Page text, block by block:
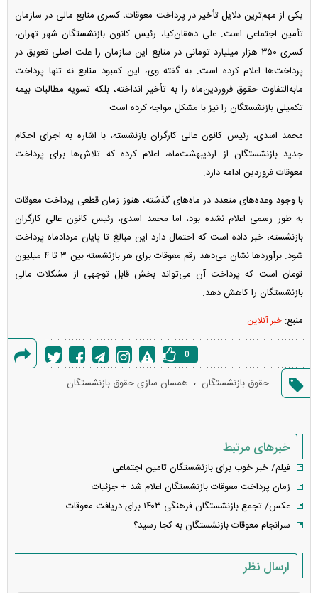
یکی از مهم‌ترین دلایل تأخیر در پرداخت معوقات، کسری منابع مالی در سازمان
تأمین اجتماعی است. علی دهقان‌کیا، رئیس کانون بازنشستگان شهر تهران،
کسری ۳۵۰ هزار میلیارد تومانی در منابع این سازمان را علت اصلی تعویق در
پرداخت‌ها اعلام کرده است. به گفته وی، این کمبود منابع نه تنها پرداخت
مابه‌التفاوت حقوق فروردین‌ماه را به تأخیر انداخته، بلکه تسویه مطالبات بیمه
تکمیلی بازنشستگان را نیز با مشکل مواجه کرده است
محمد اسدی، رئیس کانون عالی کارگران بازنشسته، با اشاره به اجرای احکام
جدید بازنشستگان از اردیبهشت‌ماه، اعلام کرده که تلاش‌ها برای پرداخت
معوقات فروردین ادامه دارد.
با وجود وعده‌های متعدد در ماه‌های گذشته، هنوز زمان قطعی پرداخت معوقات
به طور رسمی اعلام نشده بود، اما محمد اسدی، رئیس کانون عالی کارگران
بازنشسته، خبر داده است که احتمال دارد این مبالغ تا پایان مردادماه پرداخت
شود. برآورد‌ها نشان می‌دهد رقم معوقات برای هر بازنشسته بین ۳ تا ۴ میلیون
تومان است که پرداخت آن می‌تواند بخش قابل توجهی از مشکلات مالی
بازنشستگان را کاهش دهد.
منبع: خبر آنلاین
گزارش
خطا
0
حقوق بازنشستگان ، همسان سازی حقوق بازنشستگان
خبرهای مرتبط
فیلم/ خبر خوب برای بازنشستگان تامین اجتماعی
زمان پرداخت معوقات بازنشستگان اعلام شد + جزئیات
عکس/ تجمع بازنشستگان فرهنگی ۱۴۰۳ برای دریافت معوقات
سرانجام معوقات بازنشستگان به کجا رسید؟
ارسال نظر